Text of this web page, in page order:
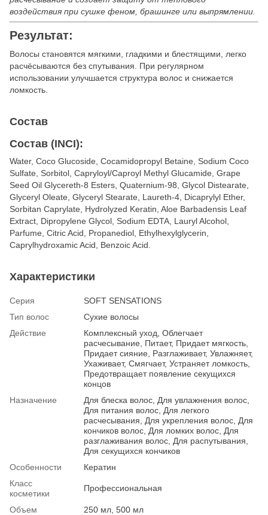
воздействия при сушке феном, брашинге или выпрямлении.
Результат:
Волосы становятся мягкими, гладкими и блестящими, легко
расчёсываются без спутывания. При регулярном
использовании улучшается структура волос и снижается
ломкость.
Состав
Состав (INCI):
Water, Сoco Glucoside, Cocamidopropyl Betaine, Sodium Сoco
Sulfate, Sorbitol, Capryloyl/Caproyl Methyl Glucamide, Grape
Seed Oil Glycereth-8 Esters, Quaternium-98, Glycol Distearate,
Glyceryl Oleate, Glyceryl Stearate, Laureth-4, Dicaprylyl Ether,
Sorbitan Caprylate, Hydrolyzed Keratin, Aloe Barbadensis Leaf
Extract, Dipropylene Glycol, Sodium EDTA, Lauryl Alcohol,
Parfume, Citric Acid, Propanediol, Ethylhexylglycerin,
Caprylhydroxamic Acid, Benzoic Acid.
Характеристики
Серия
SOFT SENSATIONS
Тип волос
Сухие волосы
Действие
Комплексный уход, Облегчает
расчесывание, Питает, Придает мягкость,
Придает сияние, Разглаживает, Увлажняет,
Ухаживает, Смягчает, Устраняет ломкость,
Предотвращает появление секущихся
концов
Назначение
Для блеска волос, Для увлажнения волос,
Для питания волос, Для легкого
расчесывания, Для укрепления волос, Для
кончиков волос, Для ломких волос, Для
разглаживания волос, Для распутывания,
Для секущихся кончиков
Особенности
Кератин
Класс
косметики
Профессиональная
Объем
250 мл, 500 мл